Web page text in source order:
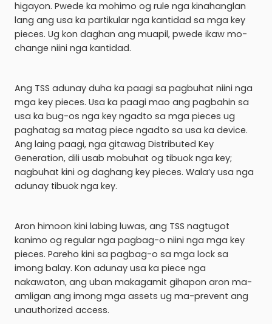
higayon. Pwede ka mohimo og rule nga kinahanglan
lang ang usa ka partikular nga kantidad sa mga key
pieces. Ug kon daghan ang muapil, pwede ikaw mo-
change niini nga kantidad.
Ang TSS adunay duha ka paagi sa pagbuhat niini nga
mga key pieces. Usa ka paagi mao ang pagbahin sa
usa ka bug-os nga key ngadto sa mga pieces ug
paghatag sa matag piece ngadto sa usa ka device.
Ang laing paagi, nga gitawag Distributed Key
Generation, dili usab mobuhat og tibuok nga key;
nagbuhat kini og daghang key pieces. Wala’y usa nga
adunay tibuok nga key.
Aron himoon kini labing luwas, ang TSS nagtugot
kanimo og regular nga pagbag-o niini nga mga key
pieces. Pareho kini sa pagbag-o sa mga lock sa
imong balay. Kon adunay usa ka piece nga
nakawaton, ang uban makagamit gihapon aron ma-
amligan ang imong mga assets ug ma-prevent ang
unauthorized access.